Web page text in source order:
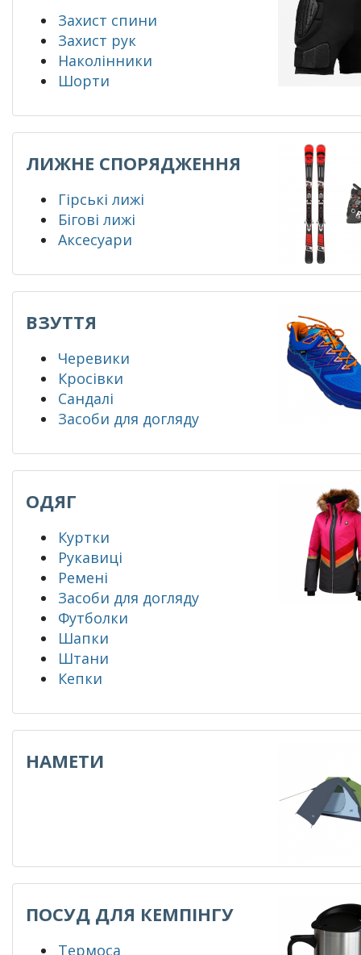
ПОСУД ДЛЯ КЕМПІНГУ
Термоса
НАМЕТИ
ОДЯГ
Куртки
Рукавиці
Ремені
Засоби для догляду
Футболки
Шапки
Штани
Кепки
ВЗУТТЯ
Черевики
Кросівки
Сандалі
Засоби для догляду
ЛИЖНЕ СПОРЯДЖЕННЯ
Гірські лижі
Бігові лижі
Аксесуари
Захист спини
Захист рук
Наколінники
Шорти